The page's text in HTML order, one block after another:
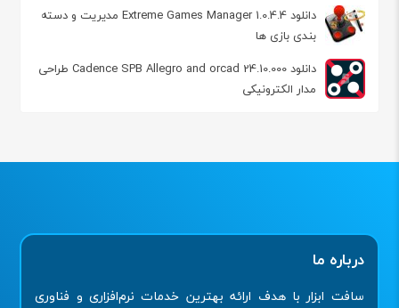
دانلود Extreme Games Manager 1.0.4.4 مدیریت و دسته
بندی بازی ها
دانلود Cadence SPB Allegro and orcad 24.10.000 طراحی
مدار الکترونیکی
درباره ما
سافت ابزار با هدف ارائه بهترین خدمات نرم‌افزاری و فناوری